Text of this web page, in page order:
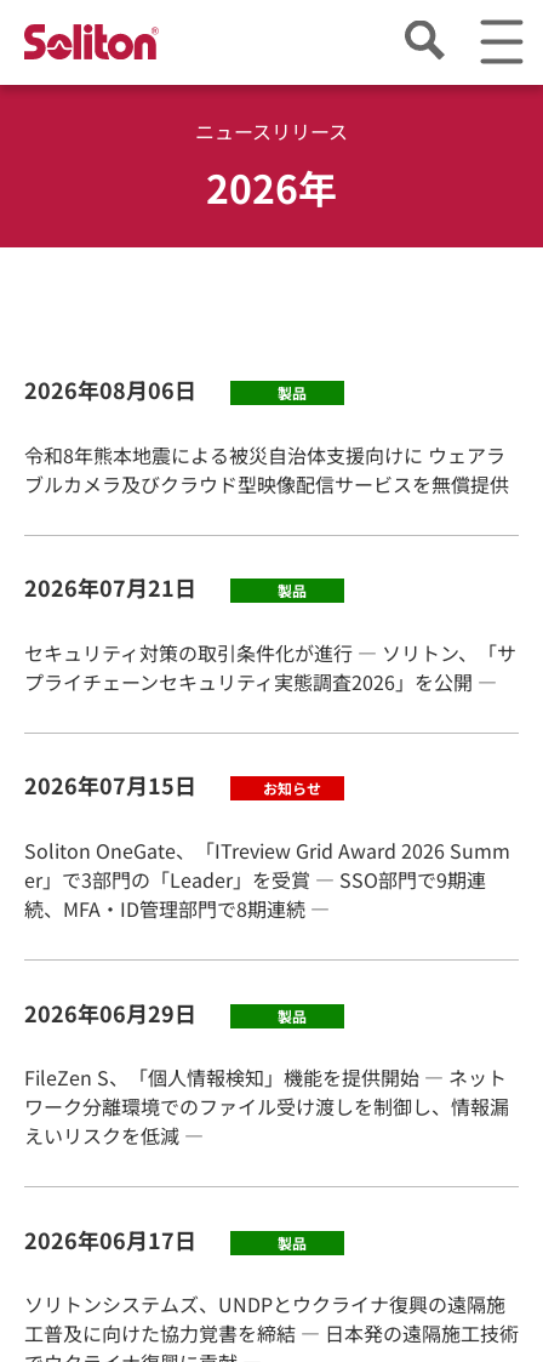
ニュースリリース
2026年
2026年08月06日 製品
令和8年熊本地震による被災自治体支援向けに ウェアラ
ブルカメラ及びクラウド型映像配信サービスを無償提供
2026年07月21日 製品
セキュリティ対策の取引条件化が進行 ― ソリトン、「サ
プライチェーンセキュリティ実態調査2026」を公開 ―
2026年07月15日 お知らせ
Soliton OneGate、「ITreview Grid Award 2026 Summ
er」で3部門の「Leader」を受賞 ― SSO部門で9期連
続、MFA・ID管理部門で8期連続 ―
2026年06月29日 製品
FileZen S、「個人情報検知」機能を提供開始 ― ネット
ワーク分離環境でのファイル受け渡しを制御し、情報漏
えいリスクを低減 ―
2026年06月17日 製品
ソリトンシステムズ、UNDPとウクライナ復興の遠隔施
工普及に向けた協力覚書を締結 ― 日本発の遠隔施工技術